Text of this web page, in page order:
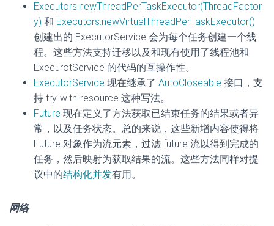
Executors.newThreadPerTaskExecutor(ThreadFactor
y) 和 Executors.newVirtualThreadPerTaskExecutor()
创建出的 ExecutorService 会为每个任务创建一个线
程。这些方法支持迁移以及和现有使用了线程池和
ExecurotService 的代码的互操作性。
ExecutorService 现在继承了 AutoCloseable 接口，支
持 try-with-resource 这种写法。
Future 现在定义了方法获取已结束任务的结果或者异
常，以及任务状态。总的来说，这些新增内容使得将
Future 对象作为流元素，过滤 future 流以得到完成的
任务，然后映射为获取结果的流。这些方法同样对提
议中的结构化并发有用。
网络